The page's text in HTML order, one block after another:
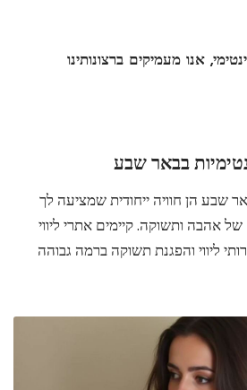
אנו מעמיקים ברצונותינו
שבע הן חוויה ייחודית שמציעה לך
אהבה ותשוקה. קיימים אתרי ליווי
ליווי והפגנת תשוקה ברמה גבוהה